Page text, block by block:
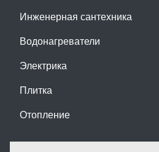
Инженерная сантехника
Водонагреватели
Электрика
Плитка
Отопление